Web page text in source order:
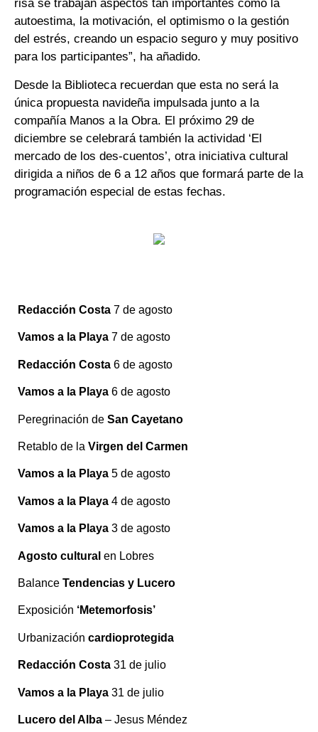
risa se trabajan aspectos tan importantes como la
autoestima, la motivación, el optimismo o la gestión
del estrés, creando un espacio seguro y muy positivo
para los participantes”, ha añadido.
Desde la Biblioteca recuerdan que esta no será la
única propuesta navideña impulsada junto a la
compañía Manos a la Obra. El próximo 29 de
diciembre se celebrará también la actividad ‘El
mercado de los des-cuentos’, otra iniciativa cultural
dirigida a niños de 6 a 12 años que formará parte de la
programación especial de estas fechas.
Redacción Costa 7 de agosto
Vamos a la Playa 7 de agosto
Redacción Costa 6 de agosto
Vamos a la Playa 6 de agosto
Peregrinación de San Cayetano
Retablo de la Virgen del Carmen
Vamos a la Playa 5 de agosto
Vamos a la Playa 4 de agosto
Vamos a la Playa 3 de agosto
Agosto cultural en Lobres
Balance Tendencias y Lucero
Exposición ‘Metemorfosis’
Urbanización cardioprotegida
Redacción Costa 31 de julio
Vamos a la Playa 31 de julio
Lucero del Alba – Jesus Méndez